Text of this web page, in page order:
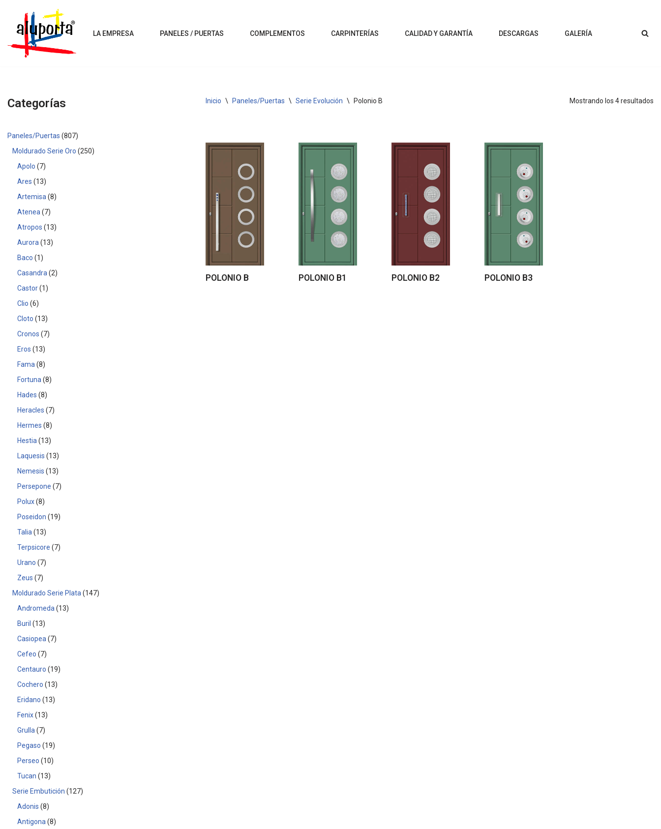
Saltar
contenido
LA EMPRESA PANELES / PUERTAS COMPLEMENTOS CARPINTERÍAS CALIDAD Y GARANTÍA DESCARGAS GALERÍA
Categorías
Paneles/Puertas 807
Moldurado Serie Oro 250
Apolo
7
Ares
13
Artemisa 8
Atenea
7
Atropos
13
Aurora
13
Baco
1
Casandra 2
Castor 1
Clio 6
Cloto
13
Cronos
7
Eros
13
Fama 8
Fortuna 8
Hades 8
Heracles
7
Hermes 8
Hestia
13
Laquesis
13
Nemesis
13
Persepone
7
Polux 8
Poseidon
19
Talia
13
Terpsicore
7
Urano
7
Zeus
7
Moldurado Serie Plata
147
Andromeda
13
Buril
13
Casiopea
7
Cefeo
7
Centauro
19
Cochero
13
Eridano
13
Fenix 13
Grulla
7
Pegaso
19
Perseo
10
Tucan
13
Serie Embutición
127
Adonis 8
Antigona 8
Inicio \ Paneles/Puertas \ Serie Evolución \ Polonio B Mostrando los 4 resultados
POLONIO B POLONIO B1 POLONIO B2 POLONIO B3